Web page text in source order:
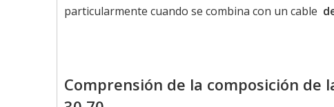
particularmente cuando se combina con un cable
Comprensión de la composición de